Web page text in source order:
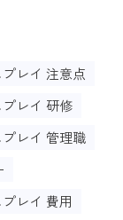
レイ 注意点
レイ 研修
レイ 管理職
レイ 費用